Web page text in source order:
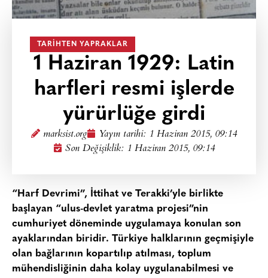
TARIHTEN YAPRAKLAR
1 Haziran 1929: Latin
harfleri resmi işlerde
yürürlüğe girdi
marksist.org Yayın tarihi: 1 Haziran 2015, 09:14
Son Değişiklik: 1 Haziran 2015, 09:14
“Harf Devrimi”, İttihat ve Terakki’yle birlikte
başlayan “ulus-devlet yaratma projesi”nin
cumhuriyet döneminde uygulamaya konulan son
ayaklarından biridir. Türkiye halklarının geçmişiyle
olan bağlarının kopartılıp atılması, toplum
mühendisliğinin daha kolay uygulanabilmesi ve